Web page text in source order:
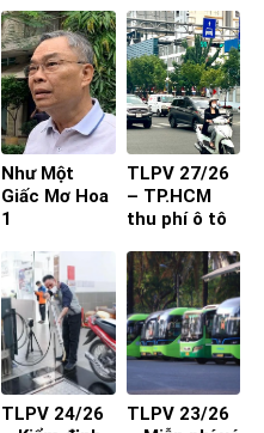
người
Như Một
Giấc Mơ Hoa
1
TLPV 27/26
– TP.HCM
thu phí ô tô
tâm: Làm
sao để người
dân đồng
thuận?
TLPV 24/26
TLPV 23/26